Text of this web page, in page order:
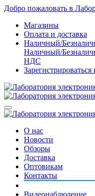
Добро пожаловать в
Магазины
Оплата и доставка
Наличный/
Наличный/
НДС
Зарегистрироваться
О нас
Новости
Обзоры
Доставка
Оптовикам
Контакты
Видеонаблюдение